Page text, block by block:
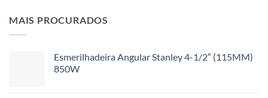
MAIS PROCURADOS
Esmerilhadeira Angular Stanley 4-1/2″ (115MM)
850W